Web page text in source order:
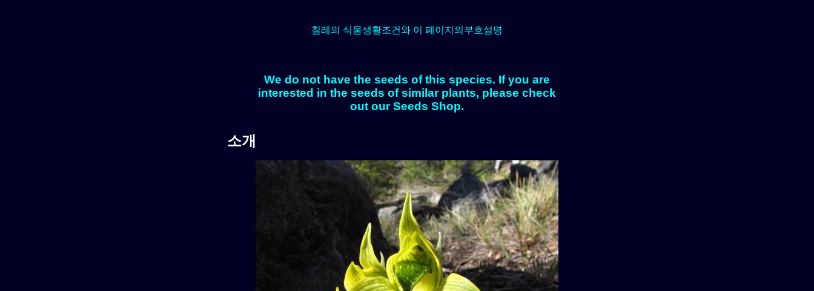
칠레의 식물생활조건와 이 페이지의부호설명
We do not have the seeds of this species. If you are
interested in the seeds of similar plants, please check
out our Seeds Shop.
소개